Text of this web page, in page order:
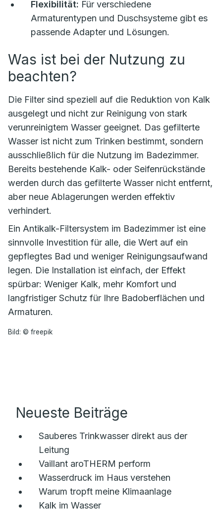
Flexibilität: Für verschiedene
Armaturentypen und Duschsysteme gibt es
passende Adapter und Lösungen.
Was ist bei der Nutzung zu
beachten?
Die Filter sind speziell auf die Reduktion von Kalk
ausgelegt und nicht zur Reinigung von stark
verunreinigtem Wasser geeignet. Das gefilterte
Wasser ist nicht zum Trinken bestimmt, sondern
ausschließlich für die Nutzung im Badezimmer.
Bereits bestehende Kalk- oder Seifenrückstände
werden durch das gefilterte Wasser nicht entfernt,
aber neue Ablagerungen werden effektiv
verhindert.
Ein Antikalk-Filtersystem im Badezimmer ist eine
sinnvolle Investition für alle, die Wert auf ein
gepflegtes Bad und weniger Reinigungsaufwand
legen. Die Installation ist einfach, der Effekt
spürbar: Weniger Kalk, mehr Komfort und
langfristiger Schutz für Ihre Badoberflächen und
Armaturen.
Bild: © freepik
Neueste Beiträge
Sauberes Trinkwasser direkt aus der
Leitung
Vaillant aroTHERM perform
Wasserdruck im Haus verstehen
Warum tropft meine Klimaanlage
Kalk im Wasser